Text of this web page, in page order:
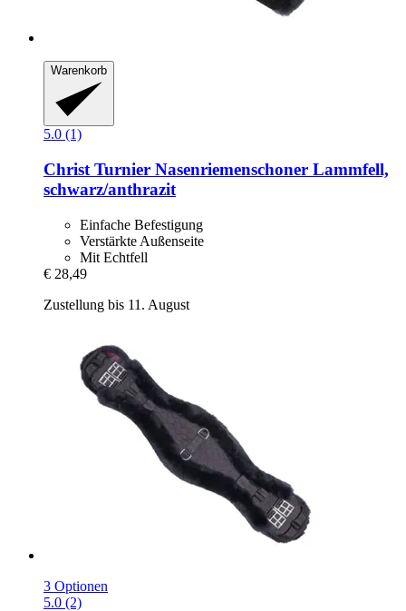
Warenkorb
5.0 (1)
Christ Turnier Nasenriemenschoner Lammfell,
schwarz/anthrazit
Einfache Befestigung
Verstärkte Außenseite
Mit Echtfell
€ 28,49
Zustellung bis 11. August
3 Optionen
5.0 (2)